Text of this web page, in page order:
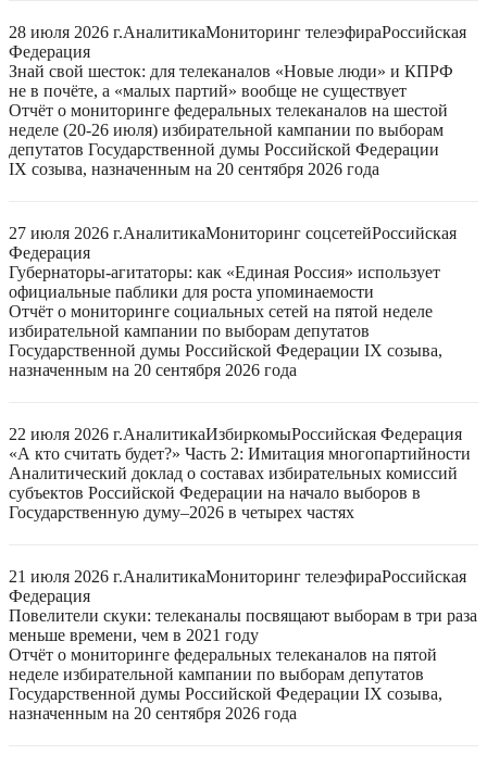
28 июля 2026 г.АналитикаМониторинг телеэфираРоссийская
Федерация
Знай свой шесток: для телеканалов «Новые люди» и КПРФ
не в почёте, а «малых партий» вообще не существует
Отчёт о мониторинге федеральных телеканалов на шестой
неделе (20-26 июля) избирательной кампании по выборам
депутатов Государственной думы Российской Федерации
IX созыва, назначенным на 20 сентября 2026 года
27 июля 2026 г.АналитикаМониторинг соцсетейРоссийская
Федерация
Губернаторы-агитаторы: как «Единая Россия» использует
официальные паблики для роста упоминаемости
Отчёт о мониторинге социальных сетей на пятой неделе
избирательной кампании по выборам депутатов
Государственной думы Российской Федерации IX созыва,
назначенным на 20 сентября 2026 года
22 июля 2026 г.АналитикаИзбиркомыРоссийская Федерация
«А кто считать будет?» Часть 2: Имитация многопартийности
Аналитический доклад о составах избирательных комиссий
субъектов Российской Федерации на начало выборов в
Государственную думу–2026 в четырех частях
21 июля 2026 г.АналитикаМониторинг телеэфираРоссийская
Федерация
Повелители скуки: телеканалы посвящают выборам в три раза
меньше времени, чем в 2021 году
Отчёт о мониторинге федеральных телеканалов на пятой
неделе избирательной кампании по выборам депутатов
Государственной думы Российской Федерации IX созыва,
назначенным на 20 сентября 2026 года